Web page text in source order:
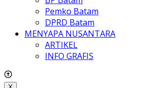
Pemko Batam
DPRD Batam
MENYAPA NUSANTARA
ARTIKEL
INFO GRAFIS